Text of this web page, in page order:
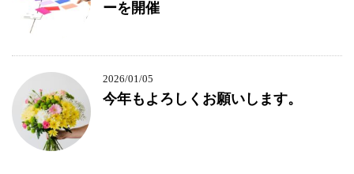
ーを開催
2026/01/05
今年もよろしくお願いします。